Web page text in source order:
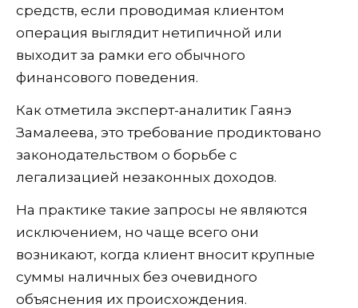
средств, если проводимая клиентом
операция выглядит нетипичной или
выходит за рамки его обычного
финансового поведения.
Как отметила эксперт-аналитик Гаянэ
Замалеева, это требование продиктовано
законодательством о борьбе с
легализацией незаконных доходов.
На практике такие запросы не являются
исключением, но чаще всего они
возникают, когда клиент вносит крупные
суммы наличных без очевидного
объяснения их происхождения.